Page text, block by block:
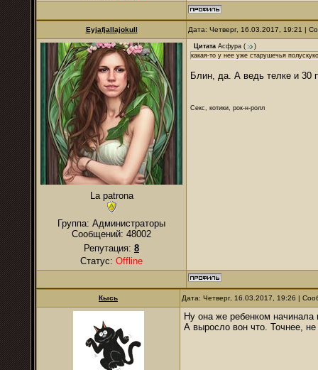
Eyjafjallajokull Дата: Четверг, 16.03.2017, 19:21 |
La patrona
Группа: Администраторы
Сообщений: 48002
Репутация: 8
Статус: Offline
Цитата Асфура (
)
какая-то у нее уже старушечья
Блин, да. А ведь телке и 30
Секс, котики, рок-н-ролл
Кысь Дата: Четверг, 16.03.2017, 19:26 |
Ну она же ребенком
А выросло вон что. Точнее,